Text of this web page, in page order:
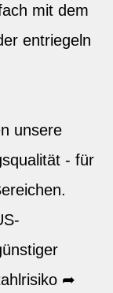
mit dem
entriegeln
unsere
- für
➦